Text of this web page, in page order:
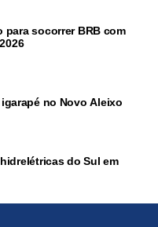
para socorrer BRB com
no Novo Aleixo
do Sul em